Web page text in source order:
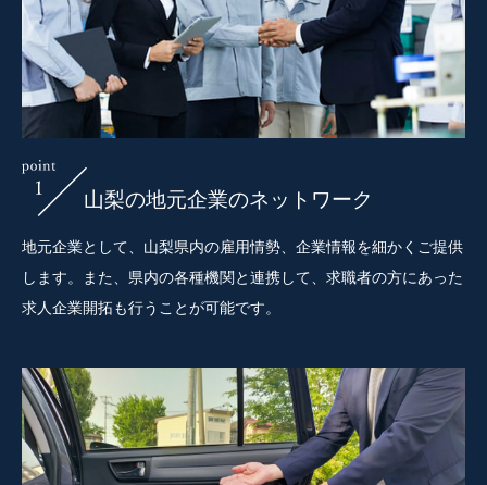
山梨の地元企業のネットワーク
地元企業として、山梨県内の雇用情勢、企業情報を細かくご提供
します。また、県内の各種機関と連携して、求職者の方にあった
求人企業開拓も行うことが可能です。